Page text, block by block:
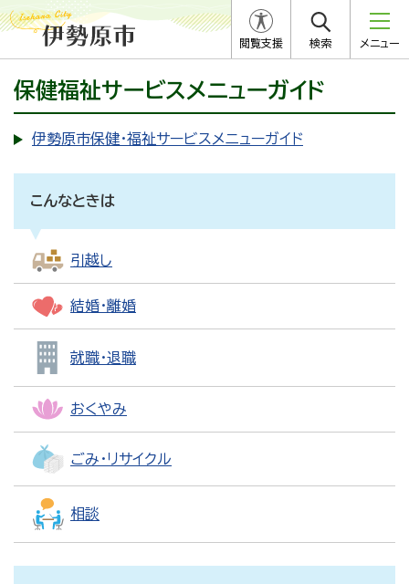
閲覧支援 検索 メニュー
保健福祉サービスメニューガイド
伊勢原市保健・福祉サービスメニューガイド
こんなときは
引越し
結婚・離婚
就職・退職
おくやみ
ごみ・リサイクル
相談